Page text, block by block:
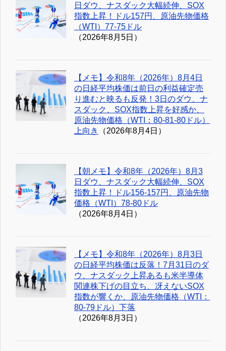
日ダウ、ナスダック大幅続伸、SOX
指数上昇！ドル157円、原油先物価格
（WTI）77-75ドル
（2026年8月5日）
【メモ】令和8年（2026年）8月4日
の日経平均株価は前日の利益確定売
り進むと映るも反発！3日のダウ、ナ
スダック、SOX指数上昇を好感か、
原油先物価格（WTI：80-81-80ドル）
上向き
（2026年8月4日）
【朝メモ】令和8年（2026年）8月3
日ダウ、ナスダック大幅続伸、SOX
指数上昇！ドル156-157円、原油先物
価格（WTI）78-80ドル
（2026年8月4日）
【メモ】令和8年（2026年）8月3日
の日経平均株価は反落！7月31日のダ
ウ、ナスダック上昇あるも米半導体
関連株下げの目立ち、冴えないSOX
指数が響くか、原油先物価格（WTI：
80-79ドル）下落
（2026年8月3日）